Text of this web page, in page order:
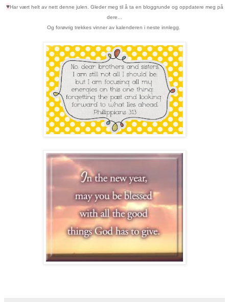
♥Har vært helt av nett denne julen. Gleder meg til å ta en bloggrunde og oppdatere meg på
dere...
Og forøvrig trekkes vinner av kalenderen i neste innlegg.